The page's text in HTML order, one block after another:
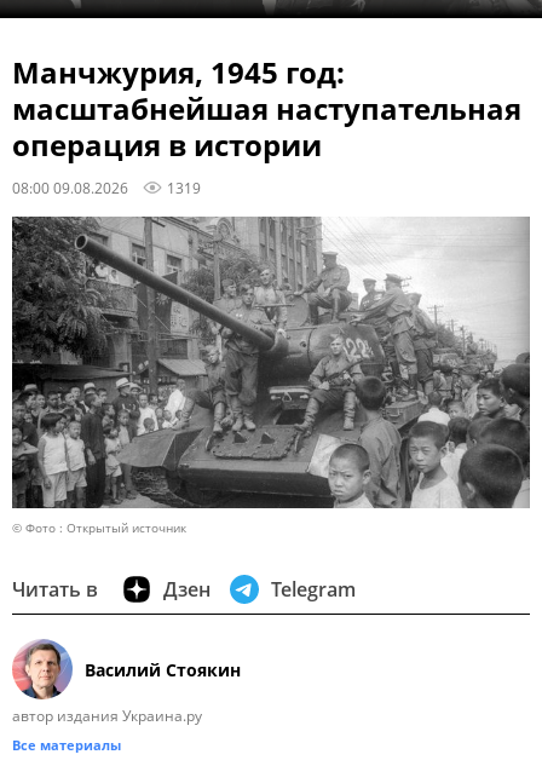
Манчжурия, 1945 год:
масштабнейшая наступательная
операция в истории
08:00 09.08.2026 1319
© Фото : Открытый источник
Читать в Дзен Telegram
Василий Стоякин
автор издания Украина.ру
Все материалы